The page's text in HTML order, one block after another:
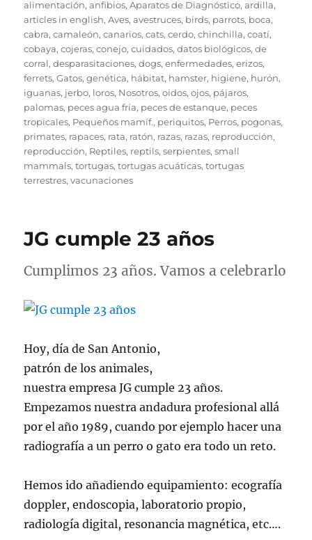
el
alimentación,anfibios,Aparatos de Diagnóstico,ardilla,
articles in english,Aves,avestruces, birds, parrots, boca,
cabra,camaleón,canarios,cats,cerdo,chinchilla,coatí,
cobaya,cojeras,conejo,cuidados,datos biológicos,de
corral,desparasitaciones,dogs,enfermedades,erizos,
ferrets,Gatos,genética, hábitat, hamster, higiene, hurón,
iguanas, jerbo, loros, Nosotros,oidos,ojos, pájaros,
palomas, peces agua fría, peces de estanque, peces
tropicales, Pequeños mamíf., periquitos, Perros, pogonas,
primates, rapaces, rata, ratón, razas, razas, reproducción,
reproducción, Reptiles, reptils,serpientes,small
mammals,tortugas,tortugas acuáticas,tortugas
terrestres,vacunaciones
JG cumple 23 años
Cumplimos 23 años. Vamos a celebrarlo
Hoy, día de San Antonio,
patrón de los animales,
nuestra empresa JG cumple 23 años.
Empezamos nuestra andadura profesional allá
por el año 1989, cuando por ejemplo hacer una
radiografía a un perro o gato era todo un reto.
Hemos ido añadiendo equipamiento: ecografía
doppler, endoscopia, laboratorio propio,
radiología digital, resonancia magnética, etc….